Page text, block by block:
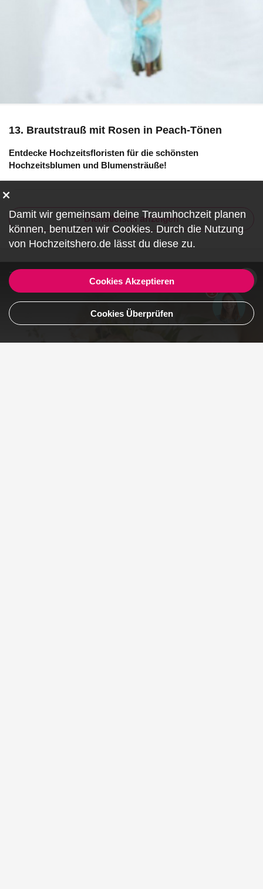
13. Brautstrauß mit Rosen in Peach-Tönen
Entdecke Hochzeitsfloristen für die schönsten
Hochzeitsblumen und Blumensträuße!
Dienstleister anzeigen
ZF480043
Damit wir gemeinsam deine Traumhochzeit planen
können, benutzen wirCookies. Durch die Nutzung
von Hochzeitshero.de lässt du diese zu.
Cookies Akzeptieren
Cookies Überprüfen
1